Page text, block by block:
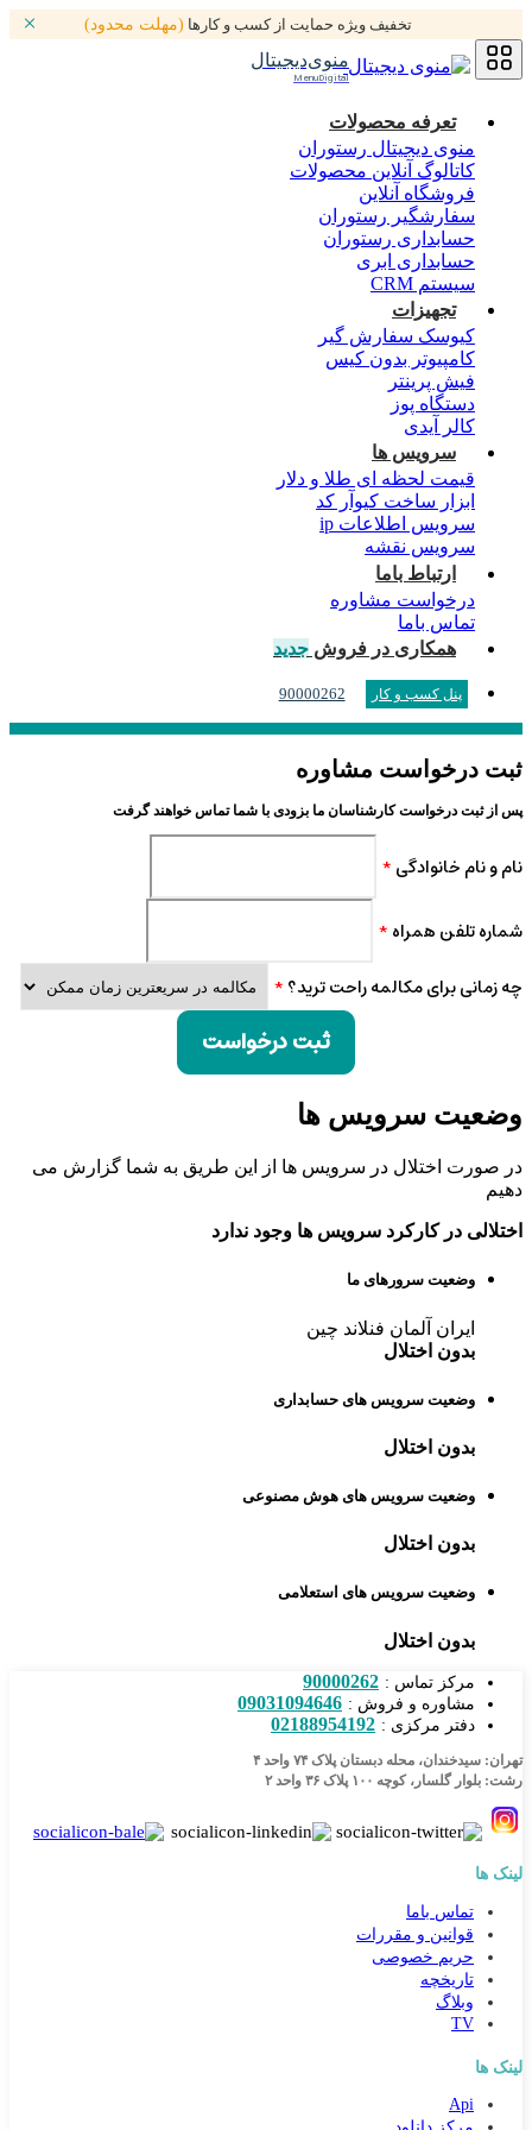
تخفیف ویژه حمایت از کسب و کارها (مهلت محدود)
منوی‌دیجیتال
MenuDigital
تعرفه محصولات
منوی دیجیتال رستوران
کاتالوگ آنلاین محصولات
فروشگاه آنلاین
سفارشگیر رستوران
حسابداری رستوران
حسابداری ابری
سیستم CRM
تجهیزات
کیوسک سفارش گیر
کامپیوتر بدون کیس
فیش پرینتر
دستگاه پوز
کالر آیدی
سرویس ها
قیمت لحظه ای طلا و دلار
ابزار ساخت کیوآر کد
سرویس اطلاعات ip
سرویس نقشه
ارتباط باما
درخواست مشاوره
تماس باما
همکاری در فروش جدید
پنل کسب و کار 90000262
ثبت درخواست مشاوره
پس از ثبت درخواست کارشناسان ما بزودی با شما تماس خواهند گرفت
نام و نام خانوادگی *
شماره تلفن همراه *
چه زمانی برای مکالمه راحت ترید؟ *
ثبت درخواست
وضعیت سرویس ها
در صورت اختلال در سرویس ها از این طریق به شما گزارش می
دهیم
اختلالی در کارکرد سرویس ها وجود ندارد
وضعیت سرورهای ما
ایران آلمان فنلاند چین
بدون اختلال
وضعیت سرویس های حسابداری
بدون اختلال
وضعیت سرویس های هوش مصنوعی
بدون اختلال
وضعیت سرویس های استعلامی
بدون اختلال
مرکز تماس : 90000262
مشاوره و فروش : 09031094646
دفتر مرکزی : 02188954192
تهران: سیدخندان، محله دبستان پلاک ۷۴ واحد ۴
رشت: بلوار گلسار، کوچه ۱۰۰ پلاک ۳۶ واحد ۲
لینک ها
تماس باما
قوانین و مقررات
حریم خصوصی
تاریخچه
وبلاگ
TV
لینک ها
Api